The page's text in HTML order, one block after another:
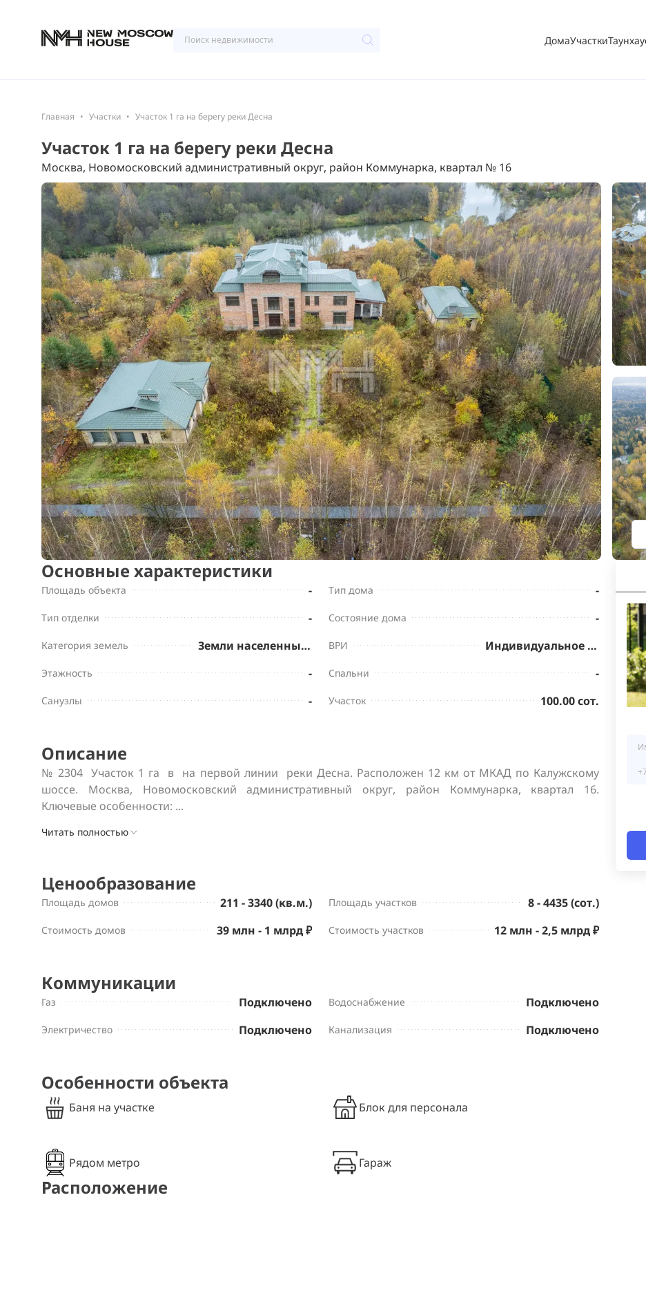
ДомаУчастки
Главная Участки Участок 1 га на берегу реки Десна
Участок 1 га на берегу реки Десна
Москва, Новомосковский административный округ, район Коммунарка, квартал № 16
Основные характеристики
Площадь объекта - Тип дома -
Тип отделки - Состояние дома -
Категория земель Земли населенных пунктов ВРИ Индивидуальное жилищное строительство
Этажность - Спальни -
Санузлы - Участок 100.00 сот.
Описание
№ 2304  Участок 1 га  в  на первой линии  реки Десна. Расположен 12 км от МКАД по Калужскому
шоссе. Москва, Новомосковский административный округ, район Коммунарка, квартал 16.
Ключевые особенности: ...
Читать полностью
Ценообразование
Площадь домов 211 - 3340 (кв.м.) Площадь участков 8 - 4435 (сот.)
Стоимость домов 39 млн - 1 млрд ₽ Стоимость участков 12 млн - 2,5 млрд ₽
Коммуникации
Газ Подключено Водоснабжение Подключено
Электричество Подключено Канализация Подключено
Особенности объекта
Баня на участке Блок для персонала
Рядом метро Гараж
Расположение